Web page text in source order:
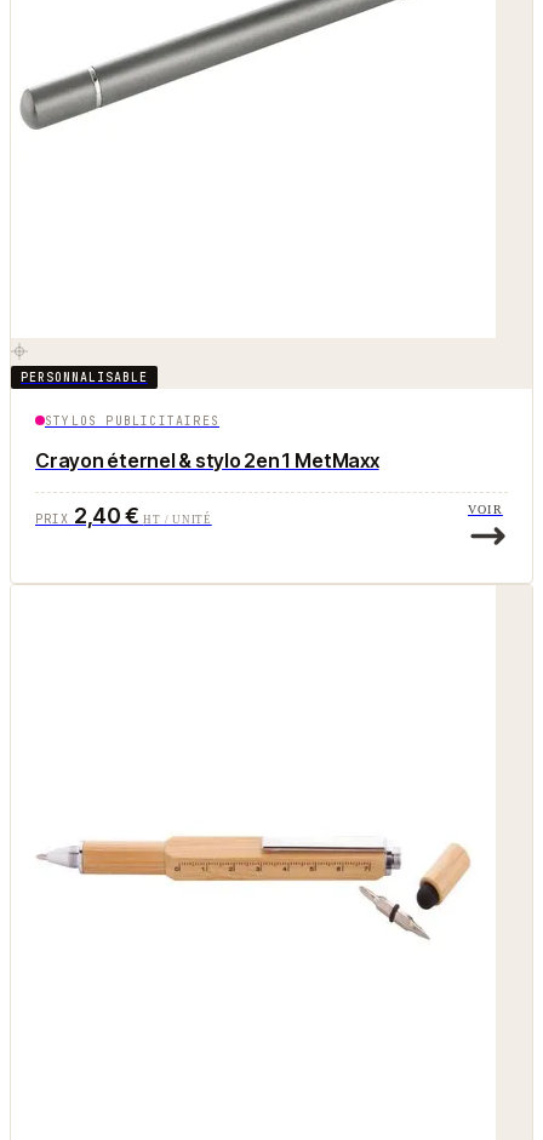
PERSONNALISABLE
STYLOS PUBLICITAIRES
Crayon éternel & stylo 2en1 MetMaxx
PRIX 2,40 €HT / UNITÉ
VOIR